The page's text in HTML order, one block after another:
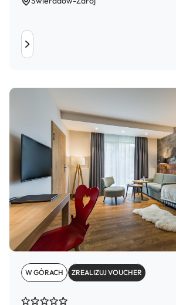
W GÓRACH ZREALIZUJ VOUCHER